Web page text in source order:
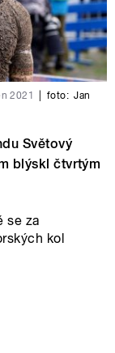
2021 foto: Jan
Světový
blýskl čtvrtým
se za
kol